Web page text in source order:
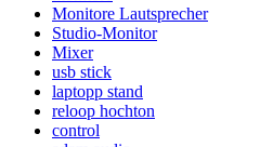
Monitore Lautsprecher
Studio-Monitor
Mixer
usb stick
laptopp stand
reloop hochton
control